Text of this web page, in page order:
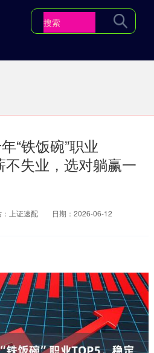
“铁饭碗”职业
失业，选对躺赢一
：上证速配
日期：2026-06-12